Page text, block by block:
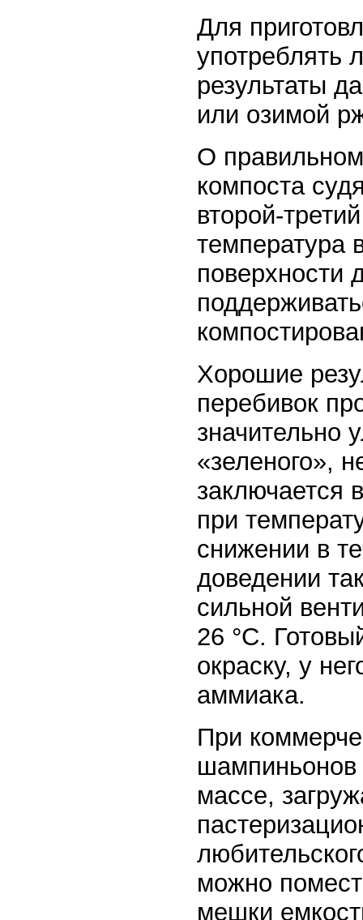
Для
употреблять
результаты
или озимой
О правильном
компоста
второй-
температура
поверхности
Хорошие
перебивок
значительно
«зеленого»,
заключается
при
снижении в
доведении
сильной
26 °C.
окраску, у
аммиака.
При
шампиньонов
массе,
можно
мешки